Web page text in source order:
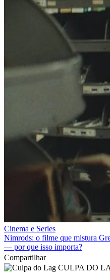
Cinema e Series
Nimrods: o filme que mistura
— por que isso importa?
Compartilhar
CULPA DO